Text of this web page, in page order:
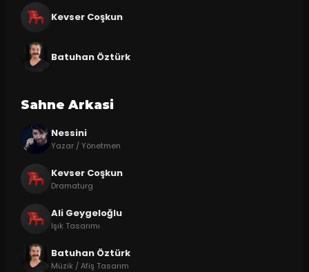
Kevser Coşkun
Batuhan Öztürk
Sahne Arkasi
Nessini
Yazar / Yönetmen
Kevser Coşkun
Dramaturg
Ali Geygeloğlu
Işık Tasarımı
Batuhan Öztürk
Müzik / Afiş Tasarım